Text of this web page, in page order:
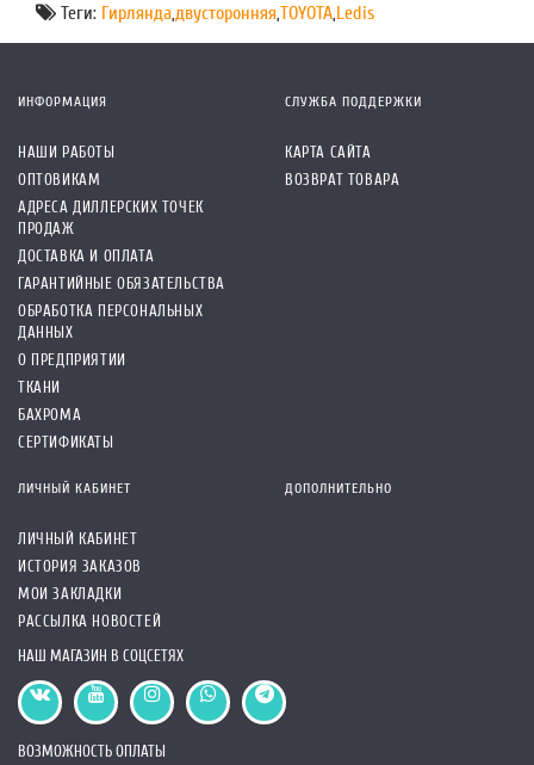
Теги: Гирлянда,двусторонняя,TOYOTA,Ledis
ИНФОРМАЦИЯ
НАШИ РАБОТЫ
ОПТОВИКАМ
АДРЕСА ДИЛЛЕРСКИХ ТОЧЕК
ПРОДАЖ
ДОСТАВКА И ОПЛАТА
ГАРАНТИЙНЫЕ ОБЯЗАТЕЛЬСТВА
ОБРАБОТКА ПЕРСОНАЛЬНЫХ
ДАННЫХ
О ПРЕДПРИЯТИИ
ТКАНИ
БАХРОМА
СЕРТИФИКАТЫ
СЛУЖБА ПОДДЕРЖКИ
КАРТА САЙТА
ВОЗВРАТ ТОВАРА
ЛИЧНЫЙ КАБИНЕТ
ЛИЧНЫЙ КАБИНЕТ
ИСТОРИЯ ЗАКАЗОВ
МОИ ЗАКЛАДКИ
РАССЫЛКА НОВОСТЕЙ
ДОПОЛНИТЕЛЬНО
НАШ МАГАЗИН В СОЦСЕТЯХ
ВОЗМОЖНОСТЬ ОПЛАТЫ